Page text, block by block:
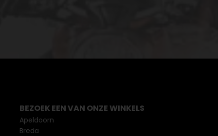
BEZOEK EEN VAN ONZE WINKELS
Apeldoorn
Breda